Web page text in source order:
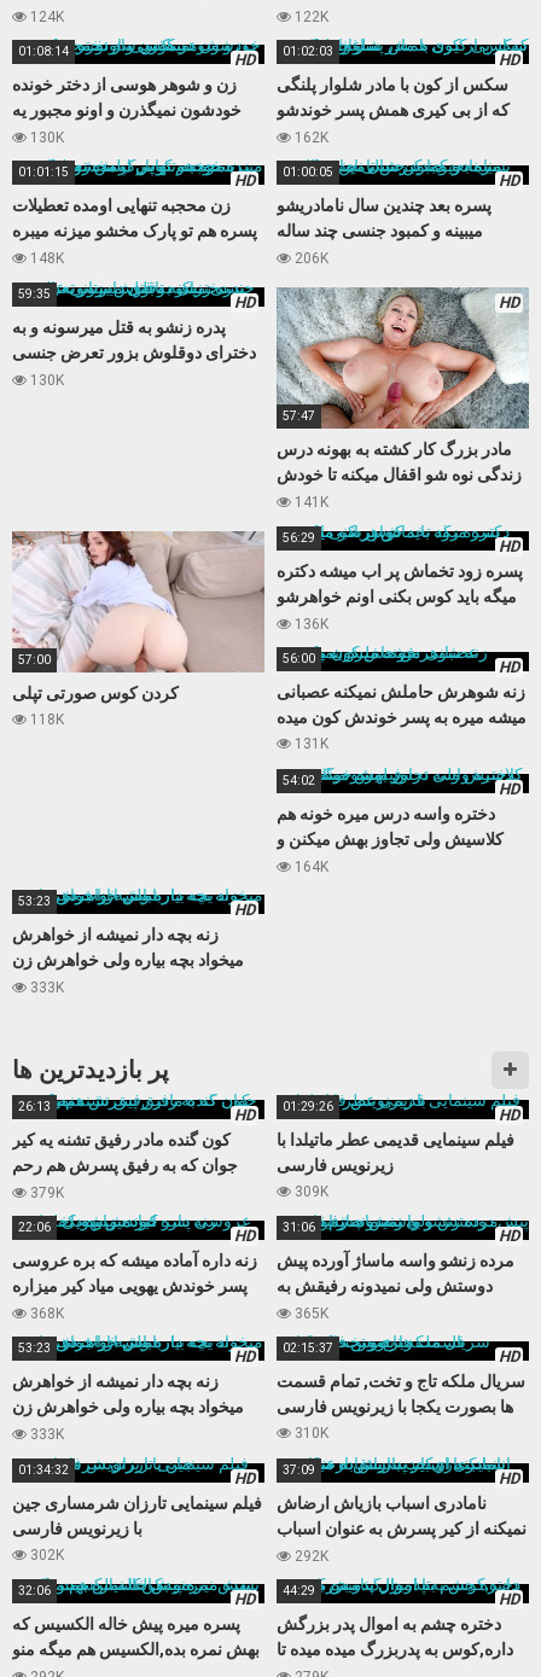
مجبورش میکنه کوس بده
124K
حسابی میکننش
122K
HD
01:08:14
زن و شوهر هوسی از دختر خونده
خودشون نمیگذرن و اونو مجبور یه
سکس سه نفره میکنن
130K
HD
01:02:03
سکس از کون با مادر شلوار پلنگی
که از بی کیری همش پسر خوندشو
اغوا میکنه
162K
HD
01:01:15
زن محجبه تنهایی اومده تعطیلات
پسره هم تو پارک مخشو میزنه میبره
خونه و کوس تپلش رو میکنه
148K
HD
01:00:05
پسره بعد چندین سال نامادریشو
میبینه و کمبود جنسی چند ساله
نامادریو با کیرش تامین میکنه
206K
HD
59:35
پدره زنشو به قتل میرسونه و به
دخترای دوقلوش بزور تعرض جنسی
میکنه تابوی داستانی عالی
130K
HD
57:47
مادر بزرگ کار کشته به بهونه درس
زندگی نوه شو اقفال میکنه تا خودش
بعد مدتها حالی کنه
141K
57:00
کردن کوس صورتی تپلی
118K
HD
56:29
پسره زود تخماش پر اب میشه دکتره
میگه باید کوس بکنی اونم خواهرشو
میکنه
136K
HD
56:00
زنه شوهرش حاملش نمیکنه عصبانی
میشه میره به پسر خوندش کون میده
131K
HD
54:02
دختره واسه درس میره خونه هم
کلاسیش ولی تجاوز بهش میکنن و
فیلمشو میگیرن
164K
HD
53:23
زنه بچه دار نمیشه از خواهرش
میخواد بچه بیاره ولی خواهرش زن
باباش از آب در میاد
333K
پر بازدید‌ترین ها
HD
26:13
کون گنده مادر رفیق تشنه یه کیر
جوان که به رفیق پسرش هم رحم
نمیکنه
379K
HD
01:29:26
فیلم سینمایی قدیمی عطر ماتیلدا با
زیرنویس فارسی
309K
HD
22:06
زنه داره آماده میشه که بره عروسی
پسر خوندش یهویی میاد کیر میزاره
داخلش
368K
HD
31:06
مرده زنشو واسه ماساژ آورده پیش
دوستش ولی نمیدونه رفیقش به
زنش چشم داره
365K
HD
53:23
زنه بچه دار نمیشه از خواهرش
میخواد بچه بیاره ولی خواهرش زن
باباش از آب در میاد
333K
HD
02:15:37
سریال ملکه تاج و تخت, تمام قسمت
ها بصورت یکجا با زیرنویس فارسی
310K
HD
01:34:32
فیلم سینمایی تارزان شرمساری جین
با زیرنویس فارسی
302K
HD
37:09
نامادری اسباب بازیاش ارضاش
نمیکنه از کیر پسرش به عنوان اسباب
بازی جدید استفاده میکنه
292K
HD
32:06
پسره میره پیش خاله الکسیس که
بهش نمره بده,الکسیس هم میگه منو
HD
44:29
دختره چشم به اموال پدر بزرگش
داره,کوس به پدربزرگ میده میده تا